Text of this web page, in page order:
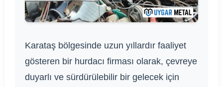
Karataş bölgesinde uzun yıllardır faaliyet
gösteren bir hurdacı firması olarak, çevreye
duyarlı ve sürdürülebilir bir gelecek için